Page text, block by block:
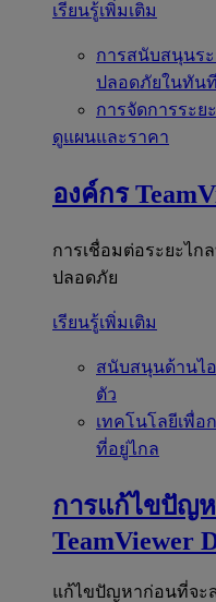
เรียนรู้เพิ่มเติม
การสนับสนุนระ
ปลอดภัยในทันที
การจัดการระย
ดูแผนและราคา
องค์กร
การเชื่อมต่อระยะไก
ปลอดภัย
เรียนรู้เพิ่มเติม
สนับสนุนด้านไ
ตัว
เทคโนโลยีเพื่อ
ที่อยู่ไกล
การแก้ไขปัญ
TeamViewer
แก้ไขปัญหาก่อนที่จะ